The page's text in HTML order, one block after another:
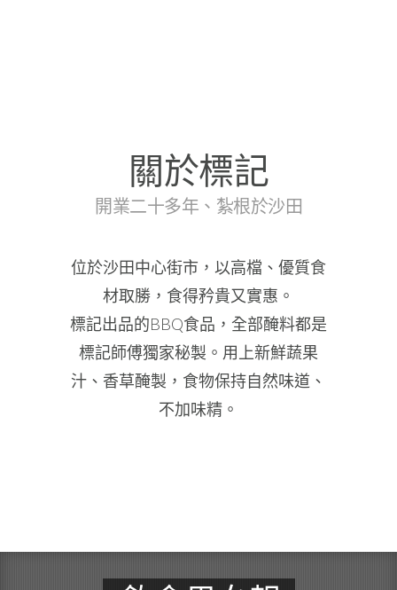
關於標記
開業二十多年、紮根於沙田
位於沙田中心街市，以高檔、優質食
材取勝，食得矜貴又實惠。
標記出品的BBQ食品，全部醃料都是
標記師傅獨家秘製。用上新鮮蔬果
汁、香草醃製，食物保持自然味道、
不加味精。